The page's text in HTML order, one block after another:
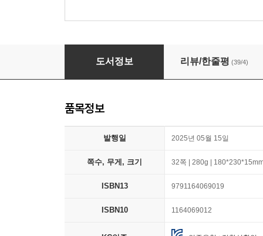
난 내가 너무 좋아
도서정보 리뷰/한줄평 (39/4)
품목정보
발행일 2025년 05월 15일
쪽수, 무게, 크기 32쪽 | 280g |
ISBN13 9791164069019
ISBN10 1164069012